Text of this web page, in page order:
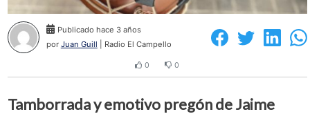
Publicado hace 3 años
por Juan Guill | Radio El Campello
0 0
Tamborrada y emotivo pregón de Jaime